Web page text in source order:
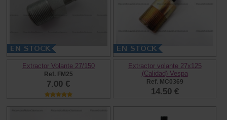
Extractor Volante 27/150
Ref. FM25
7.00 €
Extractor volante 27x125
(Calidad) Vespa
Ref. MC0369
14.50 €